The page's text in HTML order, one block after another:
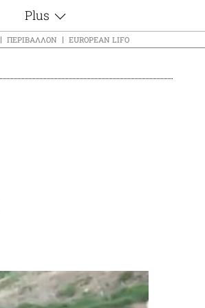
Plus
Θέματα
ΠΕΡΙΒΆΛΛΟΝ EUROPEAN LIFO